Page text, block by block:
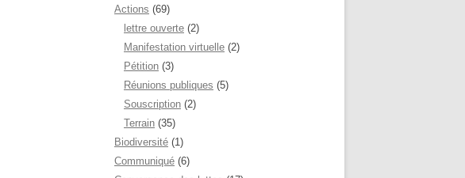
Actions (69)
lettre ouverte (2)
Manifestation virtuelle (2)
Pétition (3)
Réunions publiques (5)
Souscription (2)
Terrain (35)
Biodiversité (1)
Communiqué (6)